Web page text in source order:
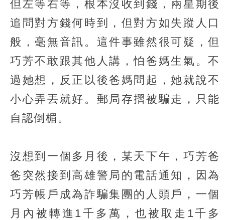
但左等右等，根本沒收到錢，兩星期後
追問對方錢何時到，但對方如失蹤人口
般，毫無音訊。這件事雖然很可疑，但
巧芳不敢跟其他人講，怕爸媽生氣。不
過她想，反正以後爸媽問起，她就說不
小心弄丟就好。郵局存摺被騙走，只能
自認倒楣。
沒想到一個多月後，某天下午，巧芳爸
爸突然接到高雄警局的電話通知，因為
巧芳帳戶成為詐騙集團的人頭戶，一個
月內被轉進1千多萬，也被取走1千多